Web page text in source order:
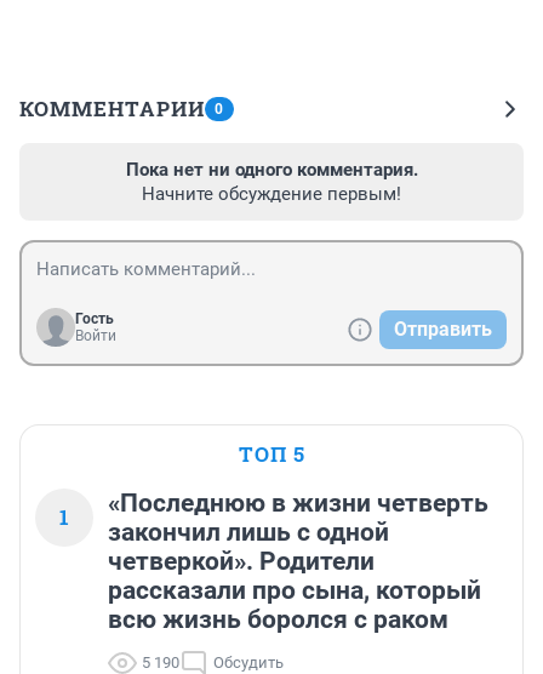
КОММЕНТАРИИ 0
Пока нет ни одного комментария.
Начните обсуждение первым!
Гость
Войти
Отправить
ТОП 5
1
«Последнюю в жизни четверть
закончил лишь с одной
четверкой». Родители
рассказали про сына, который
всю жизнь боролся с раком
5 190 Обсудить